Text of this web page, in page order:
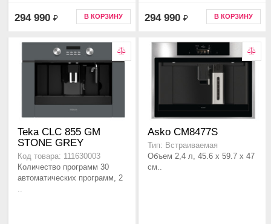
294 990 ₽ В КОРЗИНУ 294 990 ₽ В КОРЗИНУ
Teka CLC 855 GM
STONE GREY
Код товара: 111630003
Количество программ 30
автоматических программ, 2
Asko CM8477S
Тип: Встраиваемая
Объем 2,4 л, 45.6 x 59.7 x 47
см..